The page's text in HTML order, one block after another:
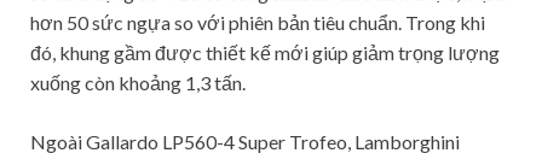
hơn 50 sức ngựa so với phiên bản tiêu chuẩn. Trong khi
đó, khung gầm được thiết kế mới giúp giảm trọng lượng
xuống còn khoảng 1,3 tấn.
Ngoài Gallardo LP560-4 Super Trofeo, Lamborghini